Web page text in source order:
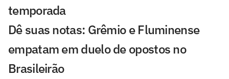
temporada
Dê suas notas: Grêmio e Fluminense
empatam em duelo de opostos no
Brasileirão